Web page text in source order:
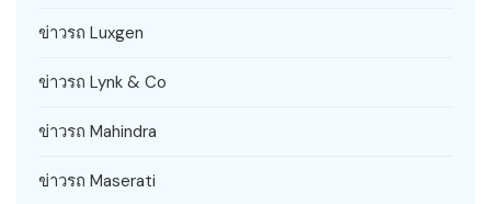
ข่าวรถ Luxgen
ข่าวรถ Lynk & Co
ข่าวรถ Mahindra
ข่าวรถ Maserati